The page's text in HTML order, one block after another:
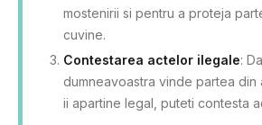
mostenirii si pentru a proteja
cuvine.
Contestarea actelor ilegale:
dumneavoastra vinde partea din
ii apartine legal, puteti contesta